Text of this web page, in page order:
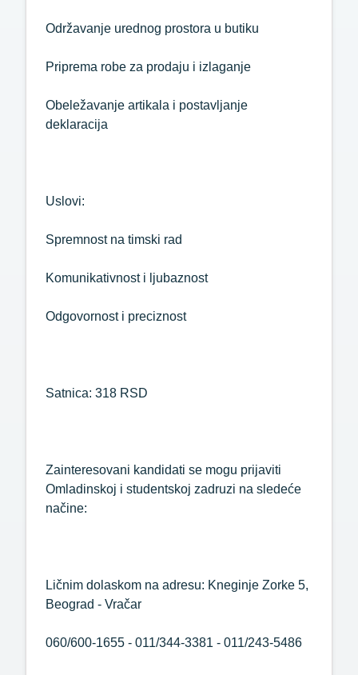
Održavanje urednog prostora u butiku
Priprema robe za prodaju i izlaganje
Obeležavanje artikala i postavljanje
deklaracija
Uslovi:
Spremnost na timski rad
Komunikativnost i ljubaznost
Odgovornost i preciznost
Satnica: 318 RSD
Zainteresovani kandidati se mogu prijaviti
Omladinskoj i studentskoj zadruzi na sledeće
načine:
Ličnim dolaskom na adresu: Kneginje Zorke 5,
Beograd - Vračar
060/600-1655 - 011/344-3381 - 011/243-5486